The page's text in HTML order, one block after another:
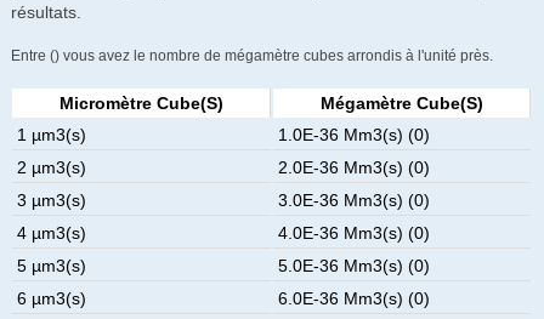
résultats.
Entre () vous avez le nombre de mégamètre cubes arrondis à l'unité près.
Micromètre Cube(s)
Mégamètre Cube(s)
1 µm3(s)
1.0E-36 Mm3(s) (0)
2 µm3(s)
2.0E-36 Mm3(s) (0)
3 µm3(s)
3.0E-36 Mm3(s) (0)
4 µm3(s)
4.0E-36 Mm3(s) (0)
5 µm3(s)
5.0E-36 Mm3(s) (0)
6 µm3(s)
6.0E-36 Mm3(s) (0)